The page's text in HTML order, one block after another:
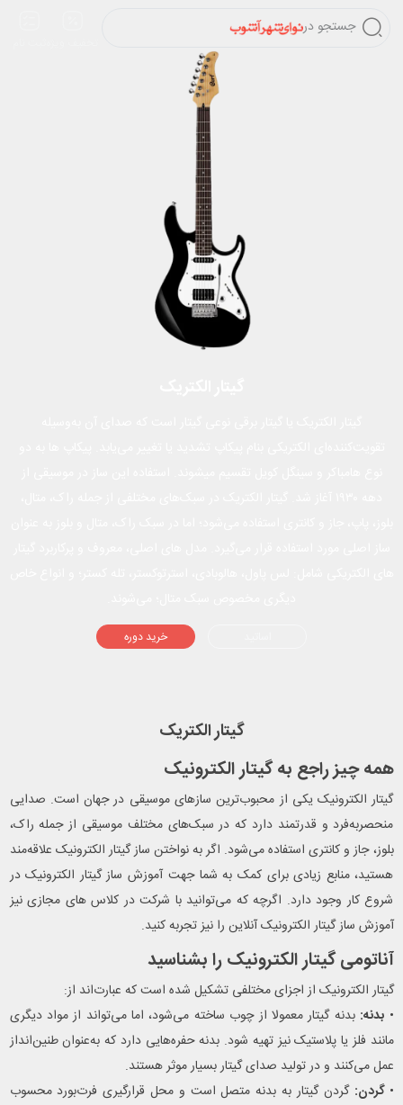
جستجو در
خرید دوره
گیتار الکتریک
همه چیز راجع به گیتار الکترونیک
گیتار الکترونیک یکی از محبوب‌ترین سازهای موسیقی در جهان است. صدایی
منحصربه‌فرد و قدرتمند دارد که در سبک‌های مختلف موسیقی از جمله راک،
بلوز، جاز و کانتری استفاده می‌شود. اگر به نواختن ساز گیتار الکترونیک علاقه‌مند
هستید، منابع زیادی برای کمک به شما جهت آموزش ساز گیتار الکترونیک در
شروع کار وجود دارد. اگرچه که می‌توانید با شرکت در کلاس های مجازی نیز
آموزش ساز گیتار الکترونیک آنلاین را نیز تجربه کنید.
آناتومی گیتار الکترونیک را بشناسید
گیتار الکترونیک از اجزای مختلفی تشکیل شده است که عبارت‌اند از:
• بدنه: بدنه گیتار معمولا از چوب ساخته می‌شود، اما می‌تواند از مواد دیگری
مانند فلز یا پلاستیک نیز تهیه شود. بدنه حفره‌هایی دارد که به‌عنوان طنین‌انداز
عمل می‌کنند و در تولید صدای گیتار بسیار موثر هستند.
• گردن: گردن گیتار به بدنه متصل است و محل قرارگیری فرت‌بورد محسوب